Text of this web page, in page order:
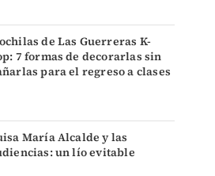
de Las Guerreras K-
7 formas de decorarlas sin
para el regreso a clases
María Alcalde y las
un lío evitable